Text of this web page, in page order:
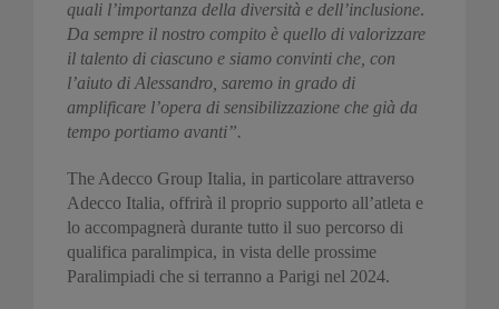
quali l’importanza della diversità e dell’inclusione.
Da sempre il nostro compito è quello di valorizzare
il talento di ciascuno e siamo convinti che, con
l’aiuto di Alessandro, saremo in grado di
amplificare l’opera di sensibilizzazione che già da
tempo portiamo avanti”.
The Adecco Group Italia, in particolare attraverso
Adecco Italia, offrirà il proprio supporto all’atleta e
lo accompagnerà durante tutto il suo percorso di
qualifica paralimpica, in vista delle prossime
Paralimpiadi che si terranno a Parigi nel 2024.